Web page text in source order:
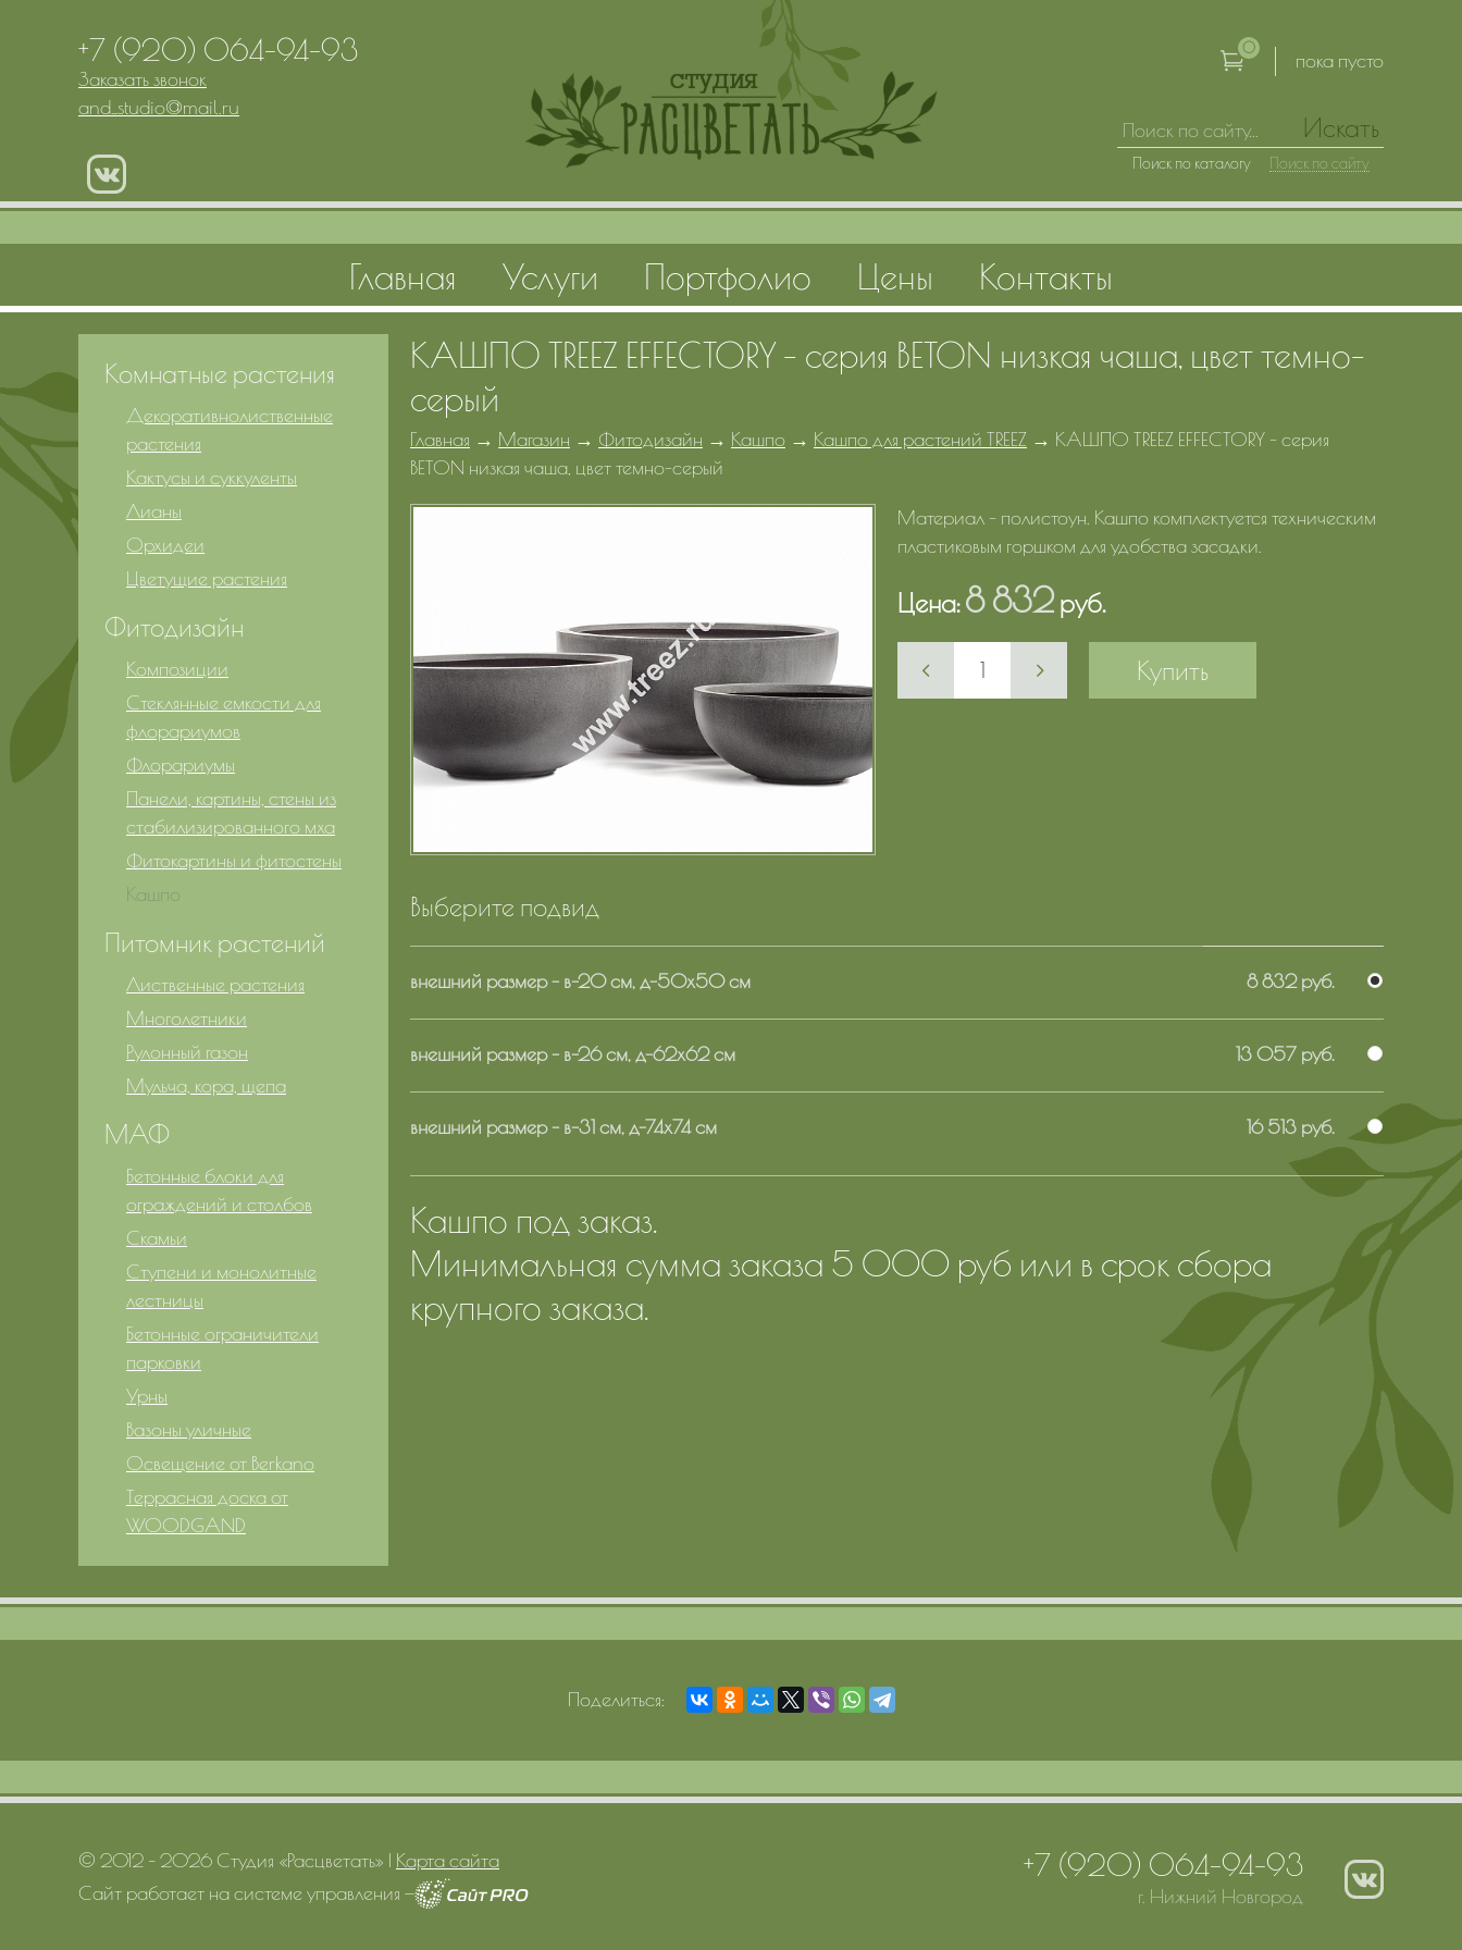
КАШПО TREEZ EFFECTORY - серия BETON низкая чаша, цвет темно-
серый
Главная → Магазин → Фитодизайн → Кашпо → Кашпо для растений TREEZ → КАШПО TREEZ EFFECTORY - серия
BETON низкая чаша, цвет темно-серый
Материал - полистоун. Кашпо комплектуется техническим
пластиковым горшком для удобства засадки.
Цена:8 832 руб.
Купить
Выберите подвид
внешний размер - в-20 см, д-50х50 см 8 832 руб.
внешний размер - в-26 см, д-62х62 см 13 057 руб.
внешний размер - в-31 см, д-74х74 см 16 513 руб.
Кашпо под заказ.
Минимальная сумма заказа 5 000 руб или в срок сбора
крупного заказа.
Комнатные растения
Декоративнолиственные
растения
Кактусы и суккуленты
Лианы
Орхидеи
Цветущие растения
Фитодизайн
Композиции
Стеклянные емкости для
флорариумов
Флорариумы
Панели, картины, стены из
стабилизированного мха
Фитокартины и фитостены
Кашпо
Питомник растений
Лиственные растения
Многолетники
Рулонный газон
Мульча, кора, щепа
МАФ
Бетонные блоки для
ограждений и столбов
Скамьи
Ступени и монолитные
лестницы
Бетонные ограничители
парковки
Урны
Вазоны уличные
Освещение от Berkano
Террасная доска от
WOODGAND
Поделиться:
© 2012 – 2026 Студия «Расцветать» | Карта сайта
Сайт работает на системе управления —
+7 (920) 064-94-93
г. Нижний Новгород
+7 (920) 064-94-93
Заказать звонок
and_studio@mail.ru
0
пока пусто
Искать
Поиск по каталогу Поиск по сайту
Главная Услуги Портфолио Цены Контакты